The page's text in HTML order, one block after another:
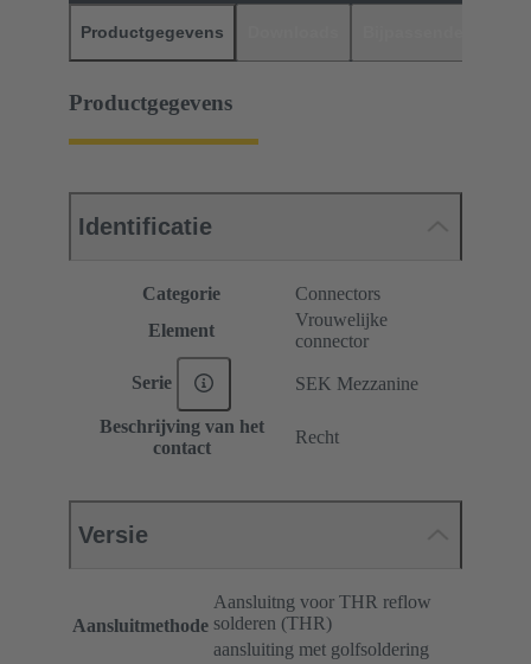
Productgegevens
Productgegevens
Identificatie
Categorie
Connectors
Element
Vrouwelijke
connector
Serie SEK Mezzanine
Beschrijving van het
contact
Recht
Versie
Aansluitmethode
Aansluitng voor THR reflow
solderen (THR)
aansluiting met golfsoldering